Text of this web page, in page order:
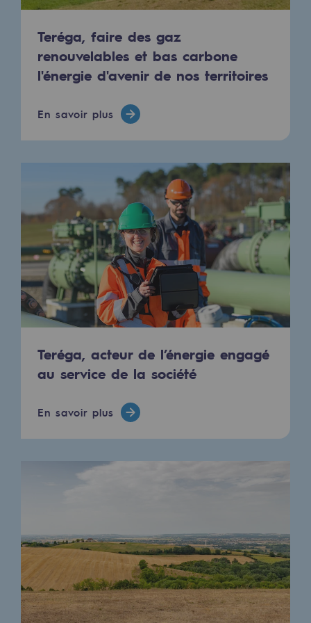
Raccordement au réseau de gaz
Stockage de gaz
Stockage de gaz
Projet type
Biométhane
Biométhane
Biométhane : Enjeux et opportunités
Qu'est-ce que la méthanisation ?
Teréga, partenaire de référence sur le
Hydrogène
Hydrogène
Hydrogène : Enjeux et opportunités
Production d'hydrogène
Transport d'hydrogène
Stockage d'hydrogène
Appel à Manifestation d'Intérêt H2 et
Cartographie du réseau
Stratégie & Innovation
Teréga, faire des gaz
renouvelables et bas carbone
l'énergie d'avenir de nos territoires
En savoir plus
Teréga, acteur de l’énergie engagé
au service de la société
En savoir plus